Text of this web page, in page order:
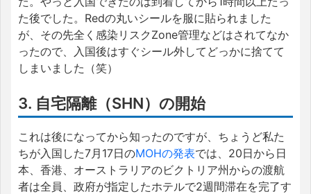
た後でした。Redの丸いシールを服に貼られました
が、その先全く感染リスクZone管理などはされてなか
ったので、入国後はすぐシール外してどっかに捨てて
しまいました（笑）
3. 自宅隔離（SHN）の開始
これは後になってから知ったのですが、ちょうど私た
ちが入国した7月17日のMOHの発表では、20日から日
本、香港、オーストラリアのビクトリア州からの渡航
者は全員、政府が指定したホテルで2週間滞在を完了す